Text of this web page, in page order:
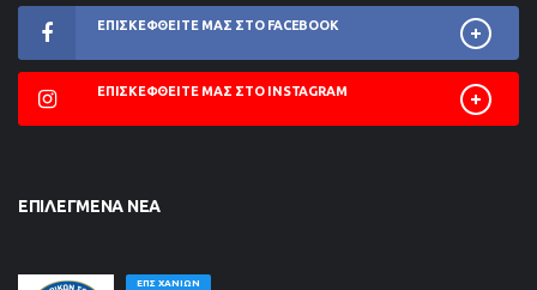
ΕΠΙΣΚΕΦΘΕΊΤΕ ΜΑΣ ΣΤΟ FACEBOOK
ΕΠΙΣΚΕΦΘΕΊΤΕ ΜΑΣ ΣΤΟ INSTAGRAM
ΕΠΙΛΕΓΜΈΝΑ ΝΈΑ
ΕΠΣ ΧΑΝΊΩΝ